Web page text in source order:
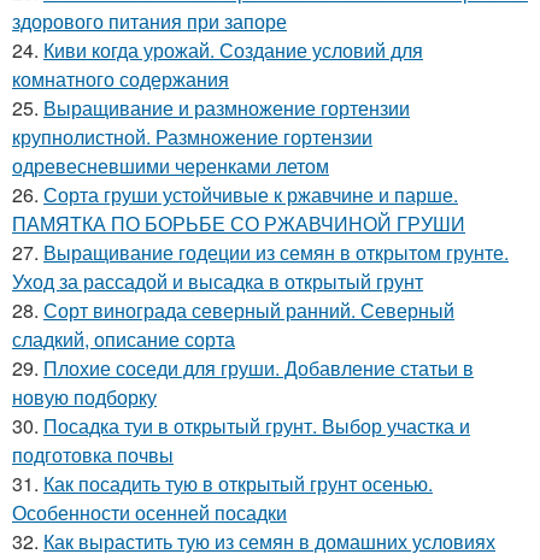
здорового питания при запоре
24. Киви когда урожай. Создание условий для
комнатного содержания
25. Выращивание и размножение гортензии
крупнолистной. Размножение гортензии
одревесневшими черенками летом
26. Сорта груши устойчивые к ржавчине и парше.
ПАМЯТКА ПО БОРЬБЕ СО РЖАВЧИНОЙ ГРУШИ
27. Выращивание годеции из семян в открытом грунте.
Уход за рассадой и высадка в открытый грунт
28. Сорт винограда северный ранний. Северный
сладкий, описание сорта
29. Плохие соседи для груши. Добавление статьи в
новую подборку
30. Посадка туи в открытый грунт. Выбор участка и
подготовка почвы
31. Как посадить тую в открытый грунт осенью.
Особенности осенней посадки
32. Как вырастить тую из семян в домашних условиях